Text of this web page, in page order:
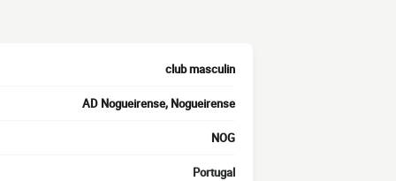
club masculin
AD Nogueirense, Nogueirense
NOG
Portugal